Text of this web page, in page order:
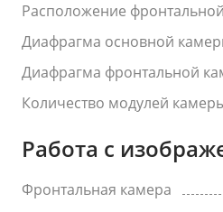
Расположение
Диафрагма основной
Диафрагма фронтальной
Количество модулей
Работа с
Фронтальная камера